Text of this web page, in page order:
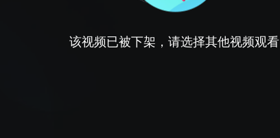
该视频已被下架，请选择其他视频观看